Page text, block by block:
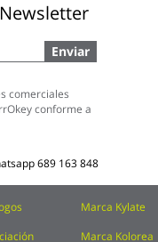
Enviar
comerciales
conforme a
689 163 848
Marca Kylate
Marca Kolorea